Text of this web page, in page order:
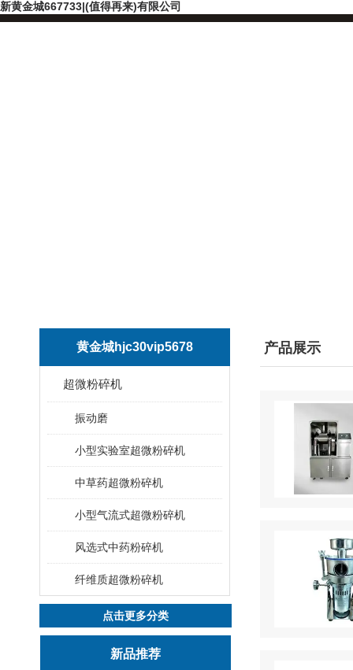
新黄金城667733|(值得再来)有限公司
黄金城hjc30vip5678
超微粉碎机
振动磨
小型实验室超微粉碎机
中草药超微粉碎机
小型气流式超微粉碎机
风选式中药粉碎机
纤维质超微粉碎机
点击更多分类
新品推荐
产品展示